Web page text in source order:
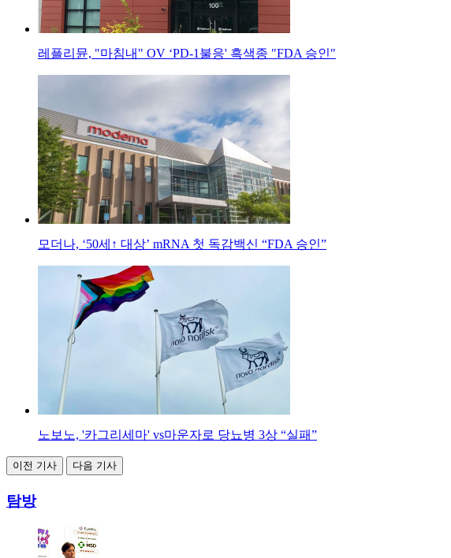
레플리뮨, "마침내" OV ‘PD-1불응' 흑색종 "FDA 승인"
모더나, ‘50세↑ 대상’ mRNA 첫 독감백신 “FDA 승인”
노보노, '카그리세마' vs마운자로 당뇨병 3상 “실패”
이전 기사 다음 기사
탐방